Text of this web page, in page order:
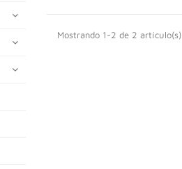
Mostrando 1-2 de 2 artículo(s)